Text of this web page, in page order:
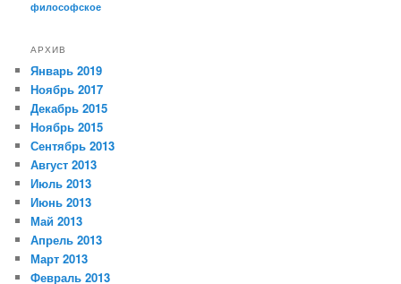
философское
АРХИВ
Январь 2019
Ноябрь 2017
Декабрь 2015
Ноябрь 2015
Сентябрь 2013
Август 2013
Июль 2013
Июнь 2013
Май 2013
Апрель 2013
Март 2013
Февраль 2013